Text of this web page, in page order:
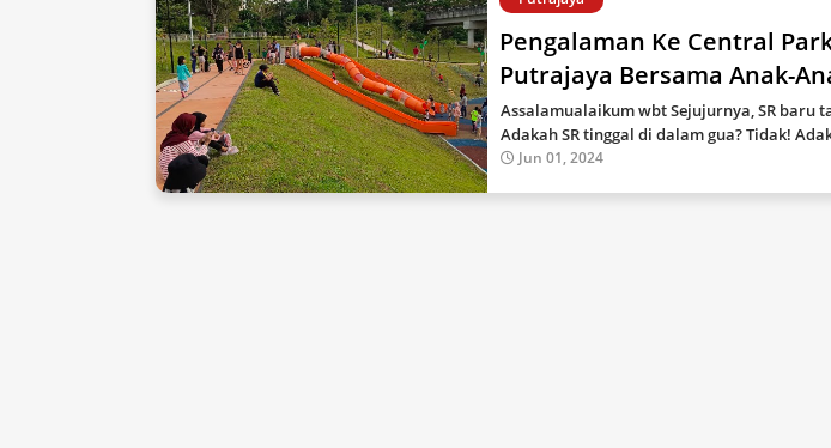
Pengalaman Ke Central
Putrajaya Bersama Anak-
Assalamualaikum wbt Sejujurnya, SR baru
Adakah SR tinggal di dalam gua? Tidak!
Jun 01, 2024